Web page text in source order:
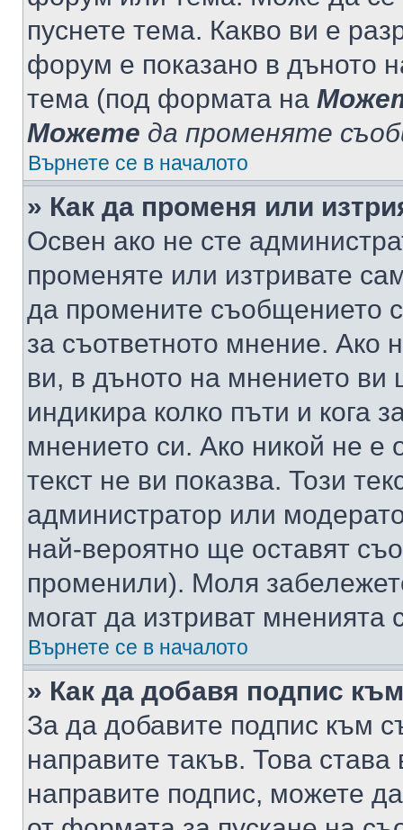
пуснете тема. Какво ви е
форум е показано в дъното
тема (под формата на
Можете да променяте
Върнете се в началото
» Как да променя или
Освен ако не сте
променяте или изтривате
да промените съобщението
за съответното мнение. Ако
ви, в дъното на мнението ви
индикира колко пъти и кога
мнението си. Ако никой не е
текст не ви показва. Този
администратор или
най-вероятно ще оставят
променили). Моля
могат да изтриват мненията
Върнете се в началото
» Как да добавя подпис
За да добавите подпис към
направите такъв. Това
направите подпис, можете